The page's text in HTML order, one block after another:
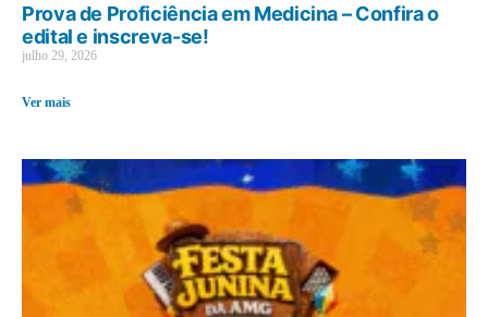
Prova de Proficiência em Medicina – Confira o
edital e inscreva-se!
julho 29, 2026
Ver mais